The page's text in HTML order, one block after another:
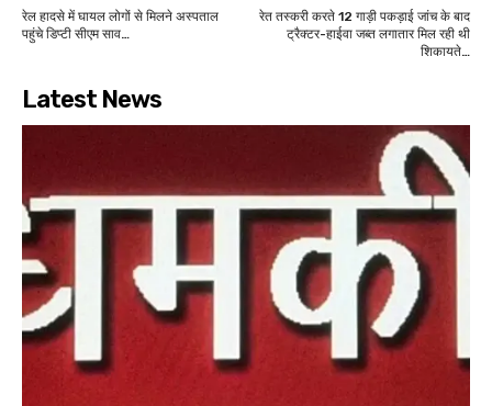
रेल हादसे में घायल लोगों से मिलने अस्पताल
पहुंचे डिप्टी सीएम साव…
रेत तस्करी करते 12 गाड़ी पकड़ाई जांच के बाद
ट्रैक्टर-हाईवा जब्त लगातार मिल रही थी
शिकायते…
Latest News